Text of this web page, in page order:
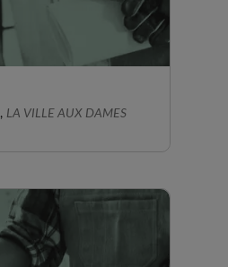
LA VILLE AUX DAMES